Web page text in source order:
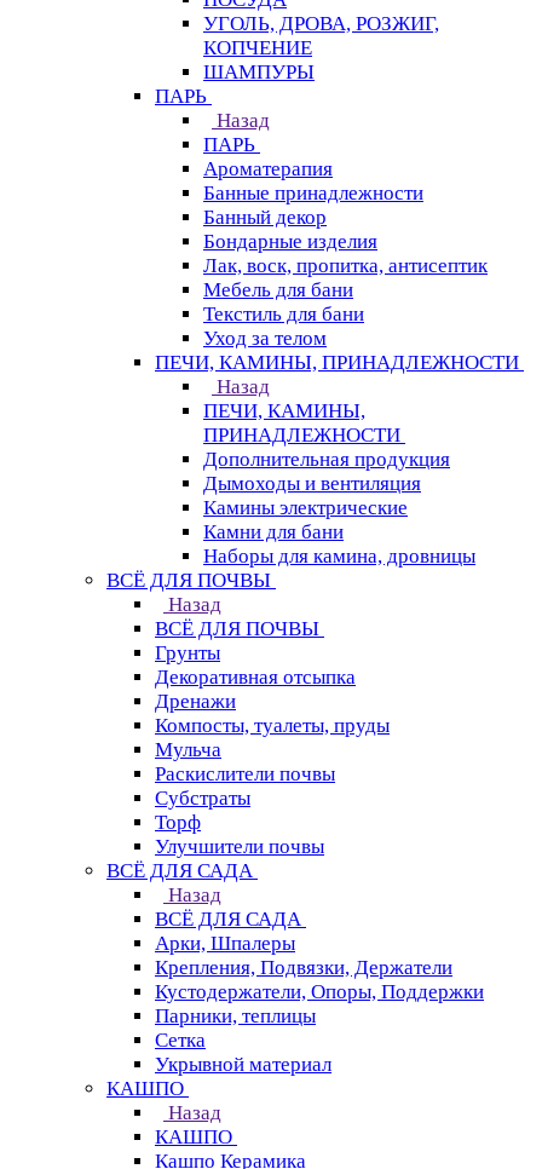
УГОЛЬ, ДРОВА, РОЗЖИГ,
КОПЧЕНИЕ
ШАМПУРЫ
ПАРЬ
Назад
ПАРЬ
Ароматерапия
Банные принадлежности
Банный декор
Бондарные изделия
Лак, воск, пропитка, антисептик
Мебель для бани
Текстиль для бани
Уход за телом
ПЕЧИ, КАМИНЫ, ПРИНАДЛЕЖНОСТИ
Назад
ПЕЧИ, КАМИНЫ,
ПРИНАДЛЕЖНОСТИ
Дополнительная продукция
Дымоходы и вентиляция
Камины электрические
Камни для бани
Наборы для камина, дровницы
ВСЁ ДЛЯ ПОЧВЫ
Назад
ВСЁ ДЛЯ ПОЧВЫ
Грунты
Декоративная отсыпка
Дренажи
Компосты, туалеты, пруды
Мульча
Раскислители почвы
Субстраты
Торф
Улучшители почвы
ВСЁ ДЛЯ САДА
Назад
ВСЁ ДЛЯ САДА
Арки, Шпалеры
Крепления, Подвязки, Держатели
Кустодержатели, Опоры, Поддержки
Парники, теплицы
Сетка
Укрывной материал
КАШПО
Назад
КАШПО
Кашпо Керамика